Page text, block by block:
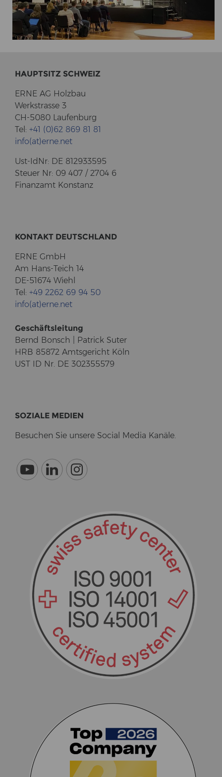
HAUPT­SITZ SCHWEIZ
ERNE AG Holz­bau
Werk­stras­se 3
CH-5080 Lau­fen­burg
Tel: +41 (0)62 869 81 81
info(at)erne.net
Ust-​IdNr: DE 812933595
Steu­er Nr: 09 407 / 2704 6
Fi­nanz­amt Kon­stanz
KON­TAKT DEUTSCH­LAND
ERNE GmbH
Am Hans-​Teich 14
DE-51674 Wiehl
Tel: +49 2262 69 94 50
info(at)erne.net
Ge­schäfts­lei­tung
Bernd Bonsch | Pa­trick Suter
HRB 85872 Amts­ge­richt Köln
UST ID Nr. DE 302355579
SO­ZIA­LE ME­DI­EN
Be­su­chen Sie un­se­re So­cial Media Ka­nä­le.